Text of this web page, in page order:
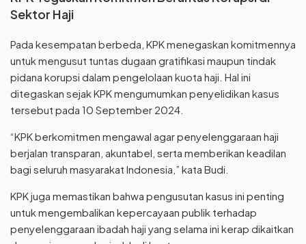
Sektor Haji
Pada kesempatan berbeda, KPK menegaskan komitmennya
untuk mengusut tuntas dugaan gratifikasi maupun tindak
pidana korupsi dalam pengelolaan kuota haji. Hal ini
ditegaskan sejak KPK mengumumkan penyelidikan kasus
tersebut pada 10 September 2024.
“KPK berkomitmen mengawal agar penyelenggaraan haji
berjalan transparan, akuntabel, serta memberikan keadilan
bagi seluruh masyarakat Indonesia,” kata Budi.
KPK juga memastikan bahwa pengusutan kasus ini penting
untuk mengembalikan kepercayaan publik terhadap
penyelenggaraan ibadah haji yang selama ini kerap dikaitkan